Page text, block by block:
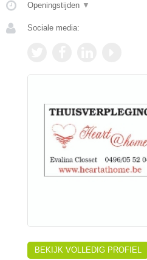
Openingstijden ▼
Sociale media:
BEKIJK VOLLEDIG PROFIEL